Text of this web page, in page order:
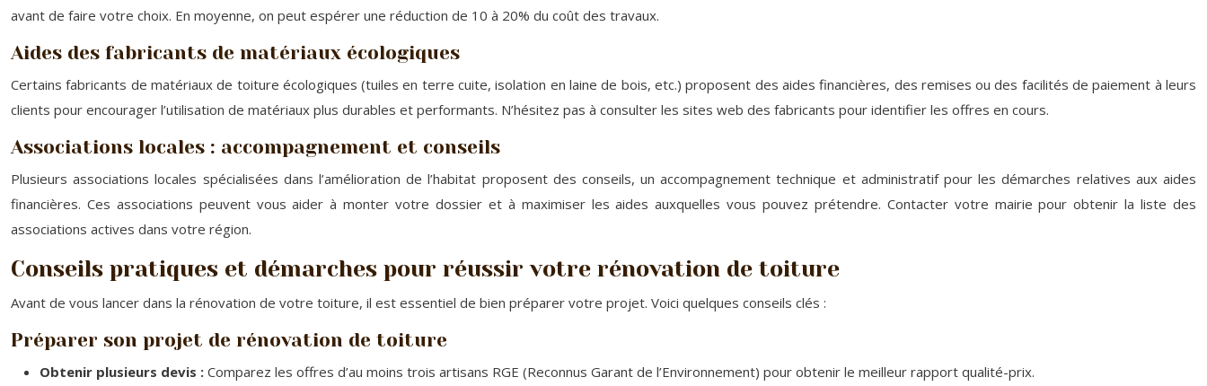
avant de faire votre choix. En moyenne, on peut espérer une réduction de 10 à 20% du coût des travaux.
Aides des fabricants de matériaux écologiques
Certains fabricants de matériaux de toiture écologiques (tuiles en terre cuite, isolation en laine de bois, etc.) proposent des aides financières, des remises ou des facilités de paiement à leurs
clients pour encourager l’utilisation de matériaux plus durables et performants. N’hésitez pas à consulter les sites web des fabricants pour identifier les offres en cours.
Associations locales : accompagnement et conseils
Plusieurs associations locales spécialisées dans l’amélioration de l’habitat proposent des conseils, un accompagnement technique et administratif pour les démarches relatives aux aides
financières. Ces associations peuvent vous aider à monter votre dossier et à maximiser les aides auxquelles vous pouvez prétendre. Contacter votre mairie pour obtenir la liste des
associations actives dans votre région.
Conseils pratiques et démarches pour réussir votre rénovation de toiture
Avant de vous lancer dans la rénovation de votre toiture, il est essentiel de bien préparer votre projet. Voici quelques conseils clés :
Préparer son projet de rénovation de toiture
Obtenir plusieurs devis : Comparez les offres d’au moins trois artisans RGE (Reconnus Garant de l’Environnement) pour obtenir le meilleur rapport qualité-prix.